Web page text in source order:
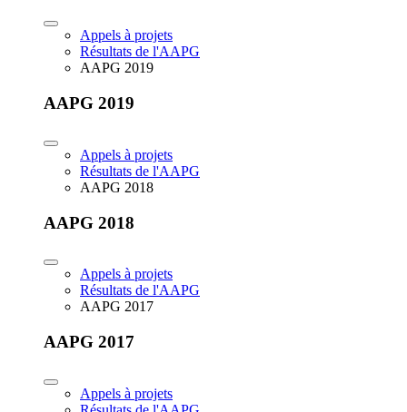
Appels à projets
Résultats de l'AAPG
AAPG 2019
AAPG 2019
Appels à projets
Résultats de l'AAPG
AAPG 2018
AAPG 2018
Appels à projets
Résultats de l'AAPG
AAPG 2017
AAPG 2017
Appels à projets